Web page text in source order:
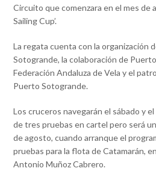
Circuito que comenzara en el mes de
Sailing Cup’.
La regata cuenta con la organización
Sotogrande, la colaboración de
Federación Andaluza de Vela y el
Puerto Sotogrande.
Los cruceros navegarán el sábado y
de tres pruebas en cartel pero será
de agosto, cuando arranque el
pruebas para la flota de Catamarán,
Antonio Muñoz Cabrero.